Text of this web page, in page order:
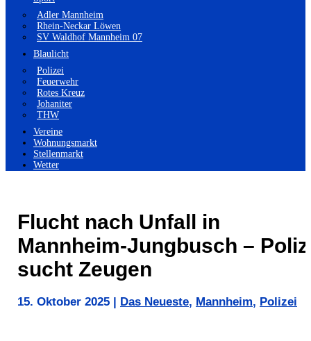
Adler Mannheim
Rhein-Neckar Löwen
SV Waldhof Mannheim 07
Blaulicht
Polizei
Feuerwehr
Rotes Kreuz
Johaniter
THW
Vereine
Wohnungsmarkt
Stellenmarkt
Wetter
Flucht nach Unfall in
Mannheim-Jungbusch –
sucht Zeugen
15. Oktober 2025 Das Neueste, Mannheim, Polizei